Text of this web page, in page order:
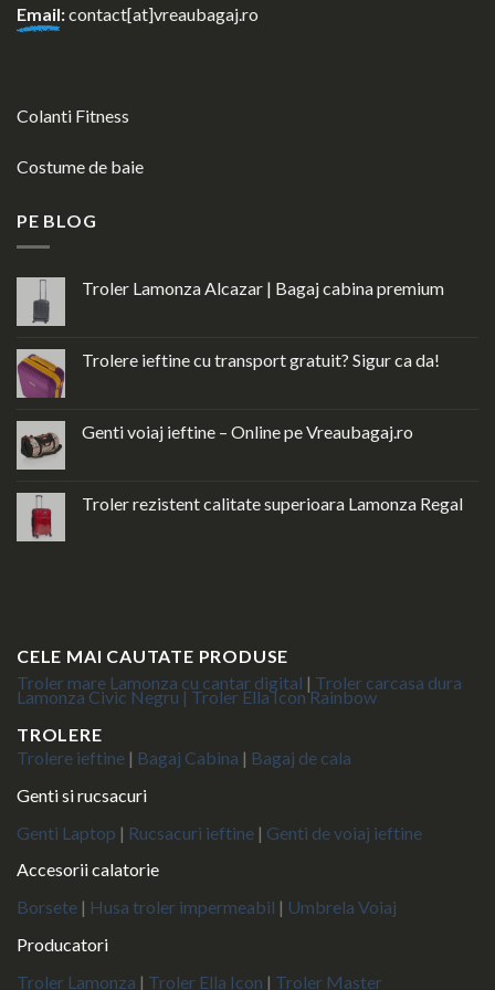
Email:contact[at]vreaubagaj.ro
Colanti Fitness
Costume de baie
PE BLOG
Troler Lamonza Alcazar | Bagaj cabina premium
Trolere ieftine cu transport gratuit? Sigur ca da!
Genti voiaj ieftine – Online pe Vreaubagaj.ro
Troler rezistent calitate superioara Lamonza Regal
CELE MAI CAUTATE PRODUSE
Troler mare Lamonza cu cantar digital | Troler carcasa dura
Lamonza Civic Negru | Troler Ella Icon Rainbow
TROLERE
Trolere ieftine | Bagaj Cabina | Bagaj de cala
Genti si rucsacuri
Genti Laptop | Rucsacuri ieftine | Genti de voiaj ieftine
Accesorii calatorie
Borsete | Husa troler impermeabil | Umbrela Voiaj
Producatori
Troler Lamonza | Troler Ella Icon | Troler Master